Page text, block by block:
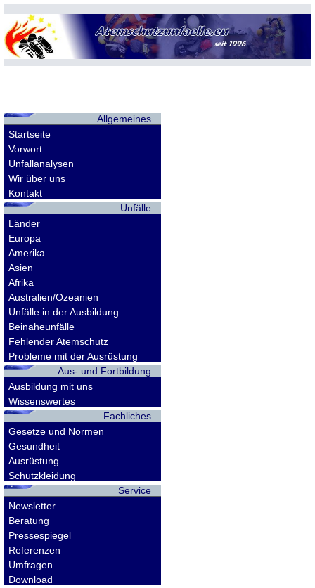
Allgemeines
Startseite
Vorwort
Unfallanalysen
Wir über uns
Kontakt
Unfälle
Länder
Europa
Amerika
Asien
Afrika
Australien/Ozeanien
Unfälle in der Ausbildung
Beinaheunfälle
Fehlender Atemschutz
Probleme mit der Ausrüstung
Aus- und Fortbildung
Ausbildung mit uns
Wissenswertes
Fachliches
Gesetze und Normen
Gesundheit
Ausrüstung
Schutzkleidung
Service
Newsletter
Beratung
Pressespiegel
Referenzen
Umfragen
Download